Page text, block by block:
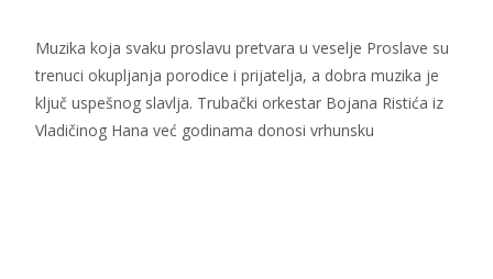
Muzika koja svaku proslavu pretvara u veselje Proslave su
trenuci okupljanja porodice i prijatelja, a dobra muzika je
ključ uspešnog slavlja. Trubački orkestar Bojana Ristića iz
Vladičinog Hana već godinama donosi vrhunsku